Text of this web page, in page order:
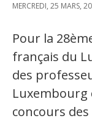
Lois et
Organismes de
Organismes de
Publications
Francophonie
MERCREDI, 25 MARS,
Pour la
français du
des
Luxembourg
concours